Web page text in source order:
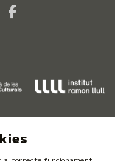
a youtube
Link a twitter